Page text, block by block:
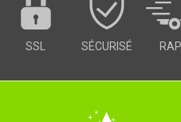
SSL SÉCURISÉ